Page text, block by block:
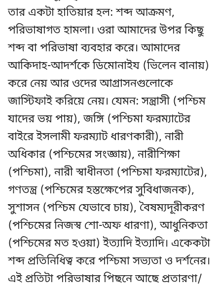
তার একটা হাতিয়ার হল: শব্দ আক্রমণ,
পরিভাষাগত হামলা। ওরা আমাদের উপর কিছু
শব্দ বা পরিভাষা ব্যবহার করে। আমাদের
আকিদাহ-আদর্শকে ডিমোনাইয (ভিলেন বানায়)
করে নেয় আর ওদের আগ্রাসনগুলোকে
জাস্টিফাই করিয়ে নেয়। যেমন: সন্ত্রাসী (পশ্চিম
যাদের ভয় পায়), জঙ্গি (পশ্চিমা ফরম্যাটের
বাইরে ইসলামী ফরম্যাট ধারণকারী), নারী
অধিকার (পশ্চিমের সংজ্ঞায়), নারীশিক্ষা
(পশ্চিমা), নারী স্বাধীনতা (পশ্চিমা ফরম্যাটের),
গণতন্ত্র (পশ্চিমের হস্তক্ষেপের সুবিধাজনক),
সুশাসন (পশ্চিম যেভাবে চায়), বৈষম্যদূরীকরণ
(পশ্চিমের নিজস্ব শো-অফ ধারণা), আধুনিকতা
(পশ্চিমের মত হওয়া) ইত্যাদি ইত্যাদি। একেকটা
শব্দ প্রতিনিধিত্ব করে পশ্চিমা সভ্যতা ও দর্শনের।
এই প্রতিটা পরিভাষার পিছনে আছে প্রতারণা/